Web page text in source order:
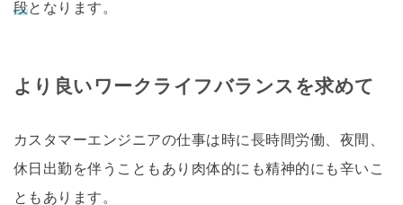
段となります。
より良いワークライフバランスを求めて
カスタマーエンジニアの仕事は時に長時間労働、夜間、
休日出勤を伴うこともあり肉体的にも精神的にも辛いこ
ともあります。